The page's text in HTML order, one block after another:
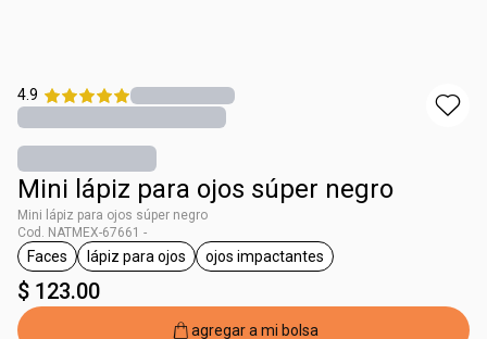
4.9
Mini lápiz para ojos súper negro
Mini lápiz para ojos súper negro
Cod. NATMEX-67661 -
etiqueta Faces
Faces
etiqueta lápiz para ojos
lápiz para ojos
etiqueta ojos impactantes
ojos impactantes
$ 123.00
agregar a mi bolsa